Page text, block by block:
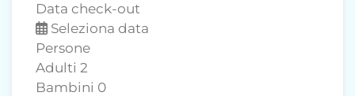
Data check-out
Seleziona data
Persone
Adulti 2
Bambini 0